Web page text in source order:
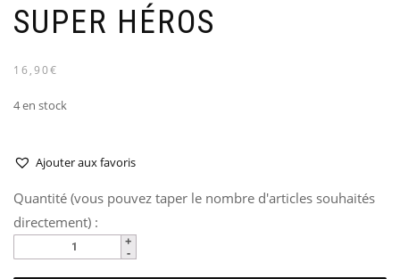
SUPER HÉROS
16,90€
4 en stock
Ajouter aux favoris
Quantité (vous pouvez taper le nombre d'articles souhaités
directement) :